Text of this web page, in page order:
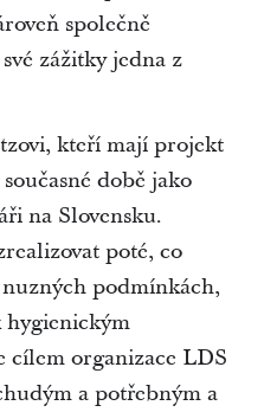
společně
zážitky jedna z
kteří mají projekt
době jako
na Slovensku.
poté, co
podmínkách,
hygienickým
cílem organizace LDS
a potřebným a